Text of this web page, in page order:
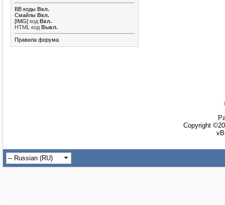
BB коды Вкл.
Смайлы Вкл.
[IMG] код Вкл.
HTML код Выкл.
Правила форума
Copyright